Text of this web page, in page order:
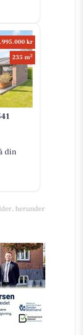
kr
235 m2
din
herunder